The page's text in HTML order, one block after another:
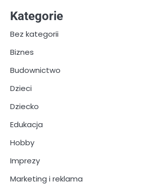
Kategorie
Bez kategorii
Biznes
Budownictwo
Dzieci
Dziecko
Edukacja
Hobby
Imprezy
Marketing i reklama